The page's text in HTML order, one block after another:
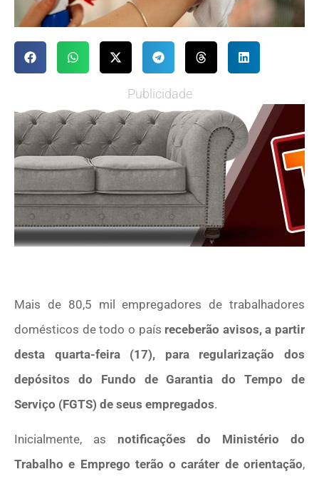
Publicidade
Mais de 80,5 mil empregadores de trabalhadores
domésticos de todo o país receberão avisos, a partir
desta quarta-feira (17), para regularização dos
depósitos do Fundo de Garantia do Tempo de
Serviço (FGTS) de seus empregados.
Inicialmente, as notificações do Ministério do
Trabalho e Emprego terão o caráter de orientação,